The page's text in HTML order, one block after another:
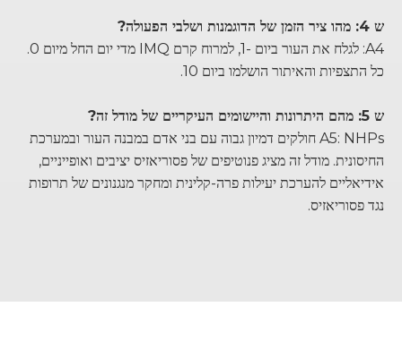
ש 4: מהו ציר הזמן של הדוגמנות ושלבי הפעולה?
A4: לגלח את העור ביום -1, למרוח קרם IMQ מדי יום החל מיום 0.
כל התצפיות והאיתור הושלמו ביום 10.
ש 5: מהם היתרונות והיישומים העיקריים של מודל זה?
A5: NHPs חולקים דמיון גבוה עם בני אדם במבנה העור ובמערכת
החיסונית. מודל זה מציג פנוטיפים של פסוריאזיס יציבים ואופייניים,
אידיאליים להערכת יעילות פרה-קלינית ומחקר מנגנונים של תרופות
נגד פסוריאזיס.